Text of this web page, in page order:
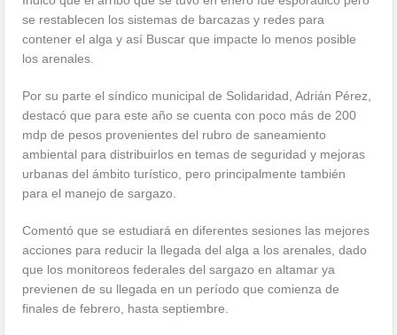
se restablecen los sistemas de barcazas y redes para
contener el alga y así Buscar que impacte lo menos posible
los arenales.
Por su parte el síndico municipal de Solidaridad, Adrián Pérez,
destacó que para este año se cuenta con poco más de 200
mdp de pesos provenientes del rubro de saneamiento
ambiental para distribuirlos en temas de seguridad y mejoras
urbanas del ámbito turístico, pero principalmente también
para el manejo de sargazo.
Comentó que se estudiará en diferentes sesiones las mejores
acciones para reducir la llegada del alga a los arenales, dado
que los monitoreos federales del sargazo en altamar ya
previenen de su llegada en un período que comienza de
finales de febrero, hasta septiembre.